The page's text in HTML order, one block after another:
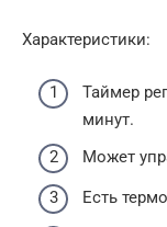
Характеристики:
Таймер
минут.
Может
Есть